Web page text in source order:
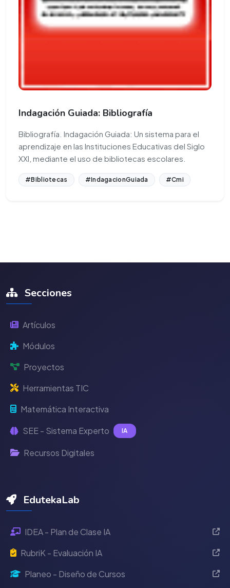
Indagación Guiada: Bibliografía
Bibliografía. Indagación Guiada: Un sistema para el
aprendizaje en las Instituciones Educativas del Siglo
XXI, mediante el uso de bibliotecas escolares.
#Bibliotecas #IndagacionGuiada #Cmi
Secciones
Artículos
Módulos
Proyectos
Herramientas TIC
Matemática Interactiva
SEE - Sistema Experto IA
Recursos Digitales
EdutekaLab
IDEA - Plan de Clase IA
RubriK - Evaluación IA
Planeo - Diseño de Cursos